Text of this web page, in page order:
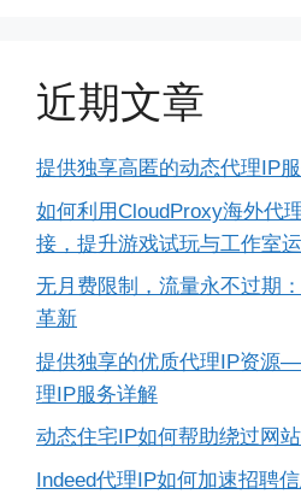
近期文章
提供独享高匿的动态代理IP
如何利用CloudProxy海外代
接，提升游戏试玩与工作室
无月费限制，流量永不过期
革新
提供独享的优质代理IP资源
理IP服务详解
动态住宅IP如何帮助绕过网
Indeed代理IP如何加速招聘